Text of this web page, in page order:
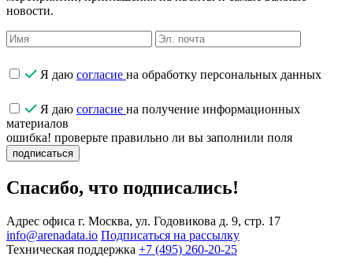
новости.
Я даю согласие на обработку персональных данных
Я даю согласие на получение информационных
материалов
ошибка! проверьте правильно ли вы заполнили поля
подписаться
Спасибо, что подписались!
Адрес офиса г. Москва, ул. Годовикова д. 9, стр. 17
info@arenadata.io Подписаться на рассылку
Техническая поддержка +7 (495) 260-20-25